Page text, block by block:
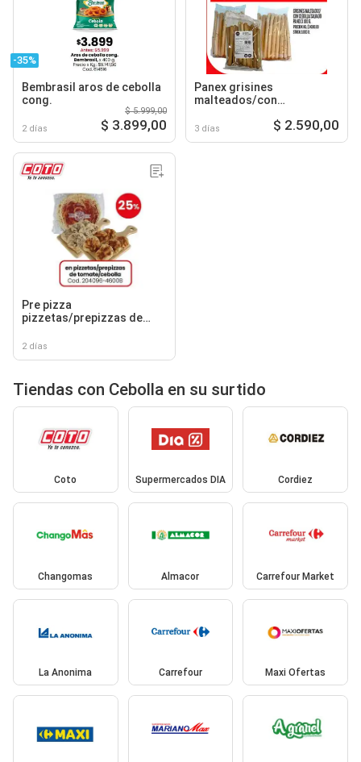
-35%
Bembrasil aros de cebolla
cong.
2 días
$ 5.999,00
$ 3.899,00
Panex grisines
malteados/con
3 días $ 2.590,00
Pre pizza
pizzetas/prepizzas de
2 días
Tiendas con Cebolla en su surtido
Coto Supermercados DIA Cordiez
Changomas Almacor Carrefour Market
La Anonima Carrefour Maxi Ofertas